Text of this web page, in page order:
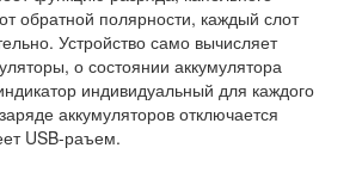
обратной полярности, каждый слот
Устройство само вычисляет
о состоянии аккумулятора
индивидуальный для каждого
аккумуляторов отключается
USB-раъем.